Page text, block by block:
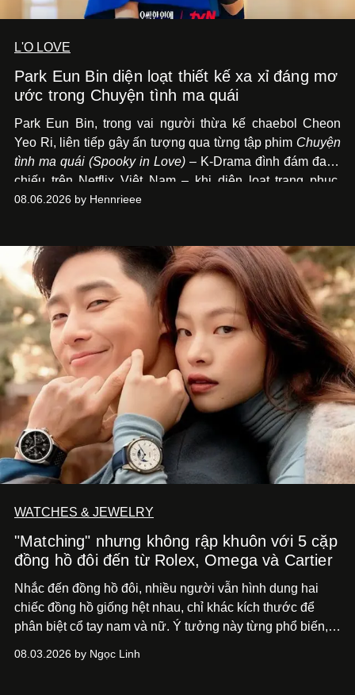
L'O LOVE
Park Eun Bin diện loạt thiết kế xa xỉ đáng mơ
ước trong Chuyện tình ma quái
Park Eun Bin, trong vai người thừa kế chaebol Cheon
Yeo Ri, liên tiếp gây ấn tượng qua từng tập phim Chuyện
tình ma quái (Spooky in Love) – K-Drama đình đám đang
chiếu trên Netflix Việt Nam – khi diện loạt trang phục,
đồng hồ & trang sức xa xỉ tương xứng với địa vị trên màn
08.06.2026 by Hennrieee
WATCHES & JEWELRY
"Matching" nhưng không rập khuôn với 5 cặp
đồng hồ đôi đến từ Rolex, Omega và Cartier
Nhắc đến đồng hồ đôi, nhiều người vẫn hình dung hai
chiếc đồng hồ giống hệt nhau, chỉ khác kích thước để
phân biệt cổ tay nam và nữ. Ý tưởng này từng phổ biến,
khá rập khuôn. Nói lời tạm biết hai phiên bản nam nữ
08.03.2026 by Ngọc Linh